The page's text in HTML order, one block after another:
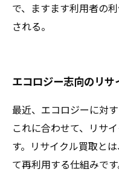
で、ますます利用者の
される。
エコロジー志向のリサ
最近、エコロジーに対
これに合わせて、リサ
す。リサイクル買取と
て再利用する仕組みで